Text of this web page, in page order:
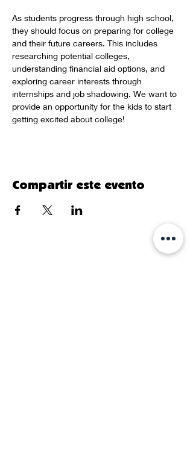
As students progress through high school,
they should focus on preparing for college
and their future careers. This includes
researching potential colleges,
understanding financial aid options, and
exploring career interests through
internships and job shadowing. We want to
provide an opportunity for the kids to start
getting excited about college!
Compartir este evento